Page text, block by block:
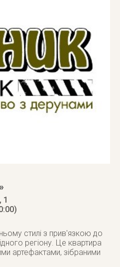
1
стилі з прив'язкою до
регіону. Це квартира
артефактами, зібраними